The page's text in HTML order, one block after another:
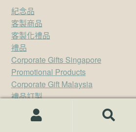
紀念品
客製商品
客製化禮品
禮品
Corporate Gifts Singapore
Promotional Products
Corporate Gift Malaysia
禮品訂製
客製化商品
搜尋關鍵字: